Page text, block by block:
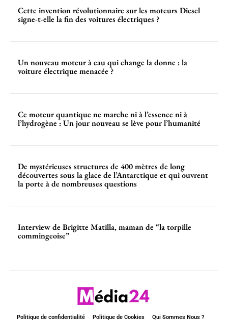
Cette invention révolutionnaire sur les moteurs Diesel
signe-t-elle la fin des voitures électriques ?
Un nouveau moteur à eau qui change la donne : la
voiture électrique menacée ?
Ce moteur quantique ne marche ni à l’essence ni à
l’hydrogène : Un jour nouveau se lève pour l’humanité
De mystérieuses structures de 400 mètres de long
découvertes sous la glace de l’Antarctique et qui ouvrent
la porte à de nombreuses questions
Interview de Brigitte Matilla, maman de “la torpille
commingeoise”
Politique de confidentialité Politique de Cookies
Qui Sommes Nous ?